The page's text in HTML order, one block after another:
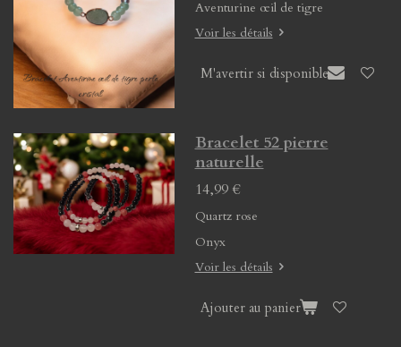
Aventurine œil de tigre
Voir les détails
M'avertir si disponible
Bracelet 52 pierre
naturelle
14,99 €
Quartz rose
Onyx
Voir les détails
Ajouter au panier